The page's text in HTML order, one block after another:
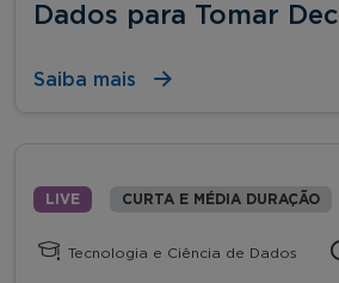
Dados para Tomar
Saiba mais
LIVE CURTA E MÉDIA DURAÇÃO
Tecnologia e Ciência de Dados